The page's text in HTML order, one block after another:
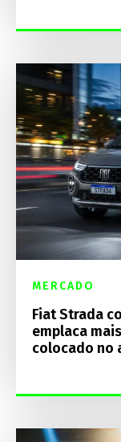
MERCADO
Fiat Strada
emplaca
colocado no